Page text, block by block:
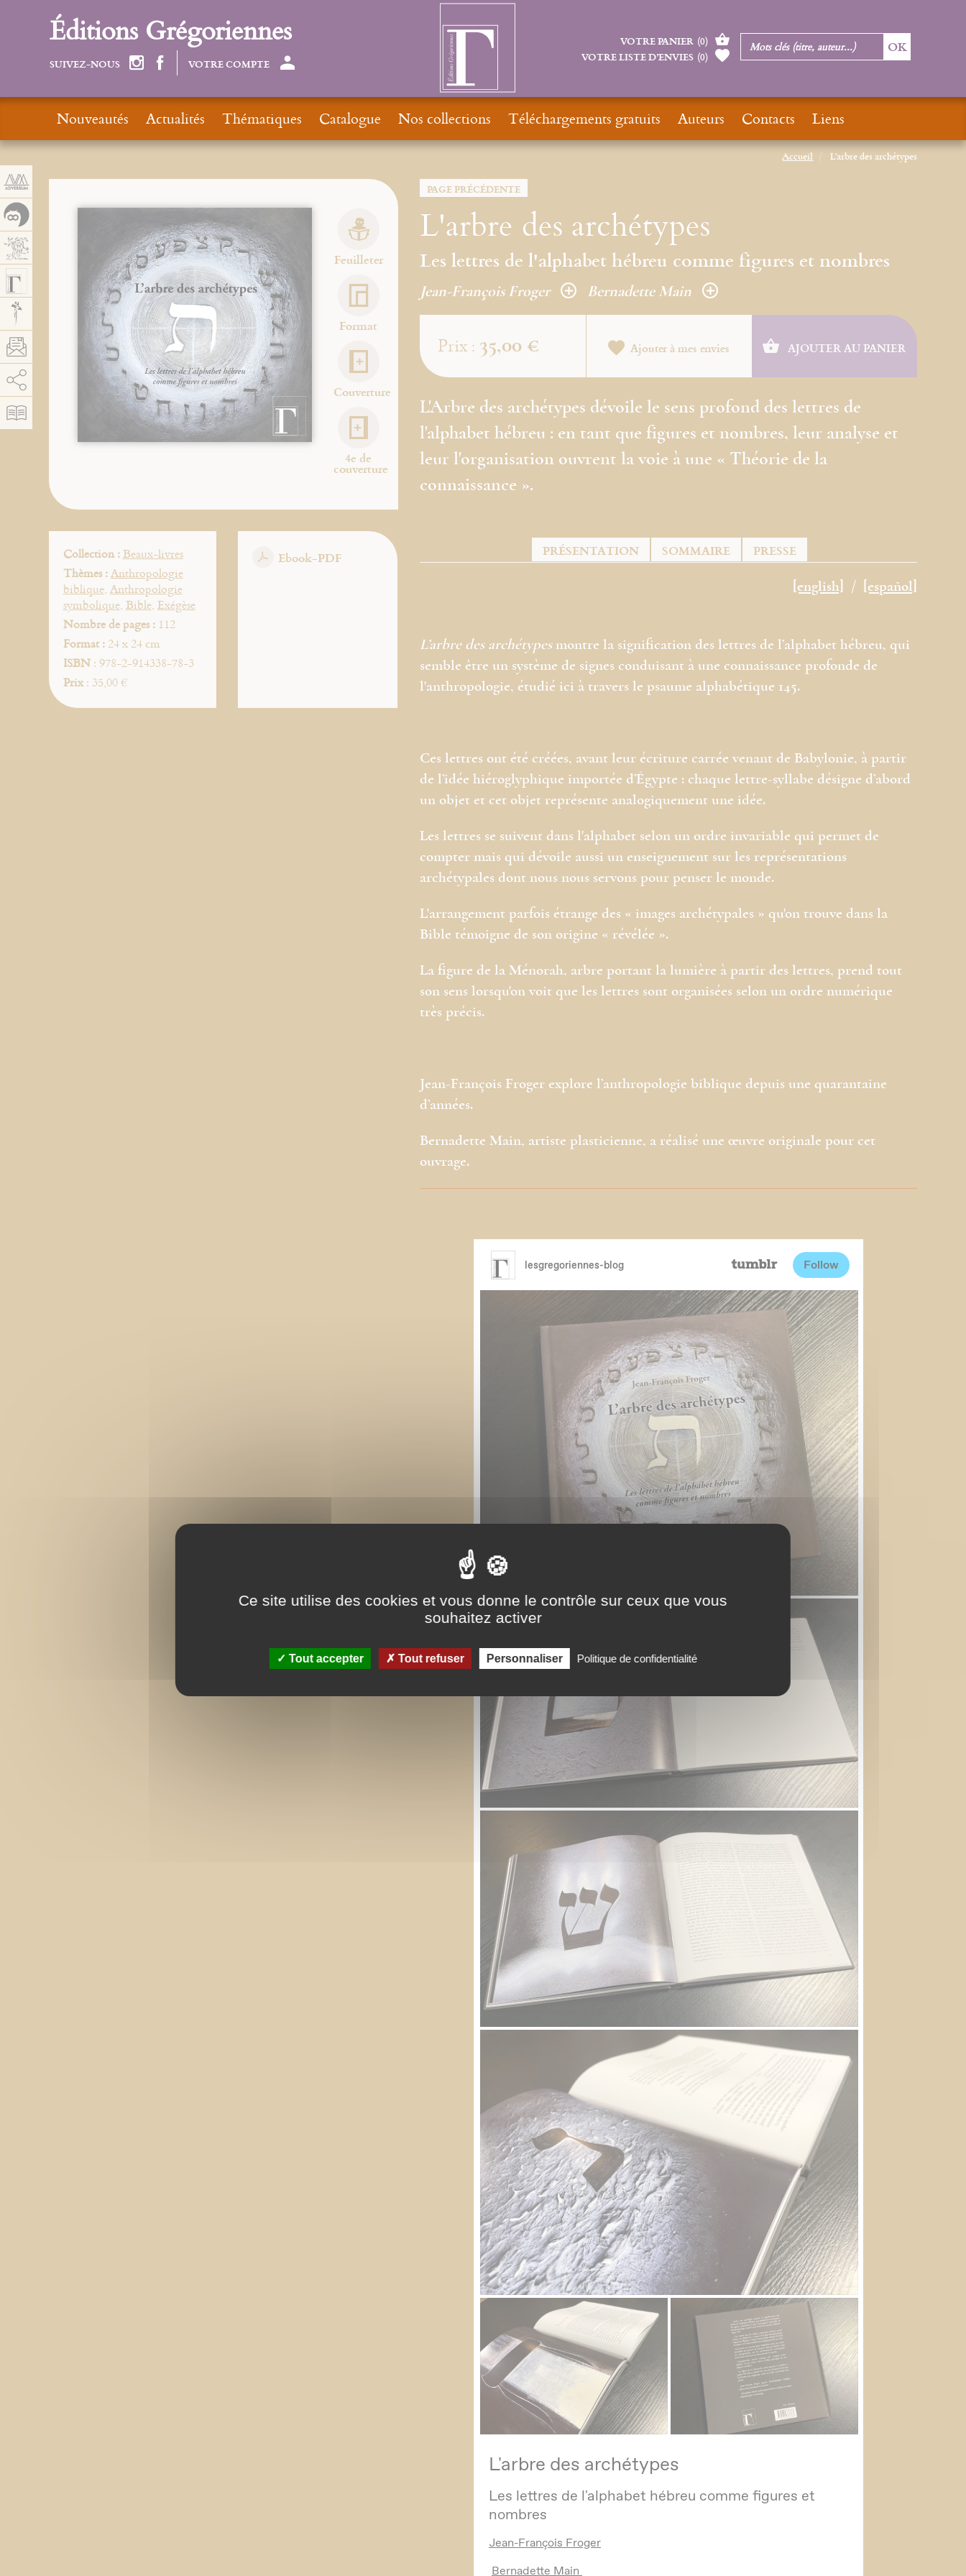
Accueil L'arbre des archétypes
PAGE PRÉCÉDENTE
L'arbre des archétypes
Les lettres de l'alphabet hébreu comme figures et nombres
Jean-François Froger Bernadette Main
Feuilleter
Format
Couverture
4e de
couverture
Collection :Beaux-livres
Thèmes :Anthropologie
biblique, Anthropologie
symbolique, Bible, Exégèse
Nombre de pages :112
Format :24 x 24 cm
ISBN: 978-2-914338-78-3
Prix: 35,00 €
Ebook-PDF
Prix : 35,00 € Ajouter à mes envies AJOUTER AU PANIER
L'Arbre des archétypes dévoile le sens profond des lettres de
l'alphabet hébreu : en tant que figures et nombres, leur analyse et
leur l'organisation ouvrent la voie à une « Théorie de la
connaissance ».
PRÉSENTATION SOMMAIRE PRESSE
[english] [español]
L’arbre des archétypesmontre la signification des lettres de l’alphabet hébreu, qui
semble être un système de signes conduisant à une connaissance profonde de
l'anthropologie, étudié ici à travers le psaume alphabétique 145.
Ces lettres ont été créées, avant leur écriture carrée venant de Babylonie, à partir
de l’idée hiéroglyphique importée d’Égypte : chaque lettre-syllabe désigne d’abord
un objet et cet objet représente analogiquement une idée.
Les lettres se suivent dans l'alphabet selon un ordre invariable qui permet de
compter mais qui dévoile aussi un enseignement sur les représentations
archétypales dont nous nous servons pour penser le monde.
L'arrangement parfois étrange des « images archétypales » qu'on trouve dans la
Bible témoigne de son origine « révélée ».
La figure de la Ménorah, arbre portant la lumière à partir des lettres, prend tout
son sens lorsqu'on voit que les lettres sont organisées selon un ordre numérique
très précis.
Jean-François Froger explore l’anthropologie biblique depuis une quarantaine
d’années.
Bernadette Main, artiste plasticienne, a réalisé une œuvre originale pour cet
ouvrage.
Éditions Grégoriennes
SUIVEZ-NOUS VOTRE COMPTE
VOTRE PANIER (0)
VOTRE LISTE D’ENVIES (0)
Nouveautés Actualités Thématiques Catalogue Nos collections Téléchargements gratuits Auteurs Contacts Liens
AddThis est désactivé. Autoriser
Panneau de gestion des cookies
Ce site utilise des cookies et vous donne le contrôle sur ceux que vous
souhaitez activer
Tout accepter Tout refuser Personnaliser Politique de confidentialité